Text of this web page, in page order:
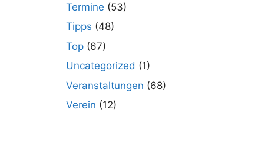
Termine (53)
Tipps (48)
Top (67)
Uncategorized (1)
Veranstaltungen (68)
Verein (12)